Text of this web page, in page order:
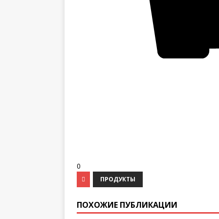
0
ПРОДУКТЫ
ПОХОЖИЕ ПУБЛИКАЦИИ